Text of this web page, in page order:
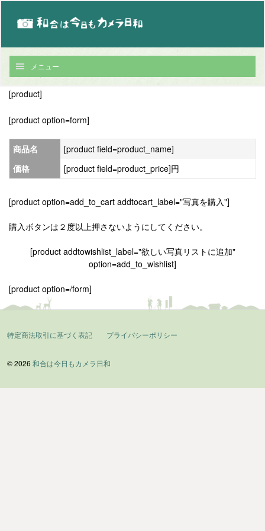
メニュー
[product]
[product option=form]
商品名
[product field=product_name]
価格
[product field=product_price]円
[product option=add_to_cart addtocart_label="写真を購入"]
購入ボタンは２度以上押さないようにしてください。
[product addtowishlist_label="欲しい写真リストに追加"
option=add_to_wishlist]
[product option=/form]
特定商法取引に基づく表記 プライバシーポリシー
© 2026 和合は今日もカメラ日和